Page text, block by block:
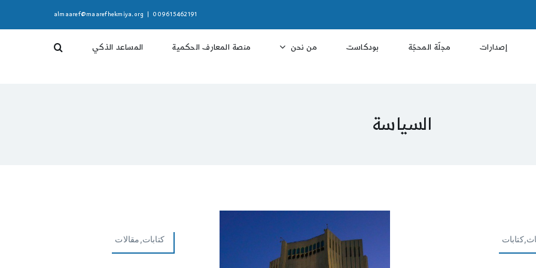
009615462191
almaaref@maarefhekmiya.org
إصدارات مجلّة المحجّة بودكاست من نحن منصة المعارف الحكمية المساعد الذكي
السياسة
كتابات,مقالات